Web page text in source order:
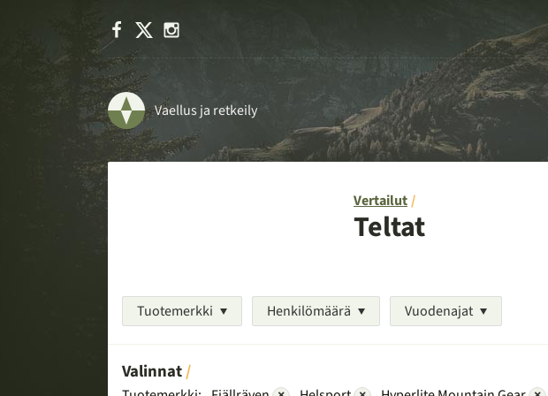
Facebook
Vaellus ja retkeily
Vertailut
Teltat
Tuotemerkki Henkilömäärä Vuodenajat
Valinnat